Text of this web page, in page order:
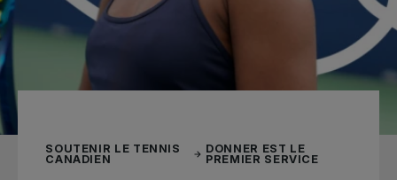
SOUTENIR LE TENNIS
CANADIEN
DONNER EST LE
PREMIER SERVICE